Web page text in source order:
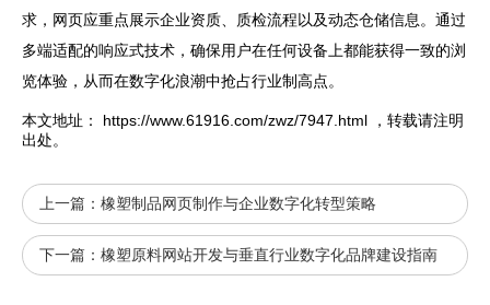
求，网页应重点展示企业资质、质检流程以及动态仓储信息。通过
多端适配的响应式技术，确保用户在任何设备上都能获得一致的浏
览体验，从而在数字化浪潮中抢占行业制高点。
本文地址： https://www.61916.com/zwz/7947.html
，转载请注明
出处。
上一篇： 橡塑制品网页制作与企业数字化转型策略
下一篇： 橡塑原料网站开发与垂直行业数字化品牌建设指南